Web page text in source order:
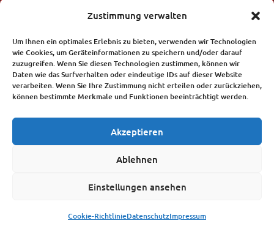
Zustimmung verwalten
Um Ihnen ein optimales Erlebnis zu bieten, verwenden wir Technologien
wie Cookies, um Geräteinformationen zu speichern und/oder darauf
zuzugreifen. Wenn Sie diesen Technologien zustimmen, können wir
Daten wie das Surfverhalten oder eindeutige IDs auf dieser Website
verarbeiten. Wenn Sie Ihre Zustimmung nicht erteilen oder zurückziehen,
können bestimmte Merkmale und Funktionen beeinträchtigt werden.
Akzeptieren
Ablehnen
Einstellungen ansehen
Cookie-RichtlinieDatenschutzImpressum
jeweiligen Unterseiten
Inhalte © Kannegiesser Gruppe | Realisation: